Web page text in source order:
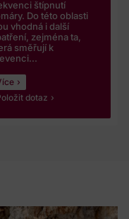
štípnutí
Do této oblasti
vhodná i další
zejména ta,
směřují k
dotaz